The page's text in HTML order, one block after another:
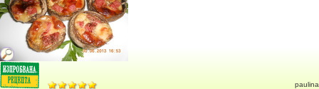
paulina